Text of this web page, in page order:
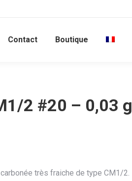
Contact Boutique
2 #20 – 0,03 g
très fraiche de type CM1/2.